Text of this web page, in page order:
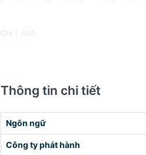
Giá LAVA
Thông tin chi tiết
Ngôn ngữ
Công ty phát hành